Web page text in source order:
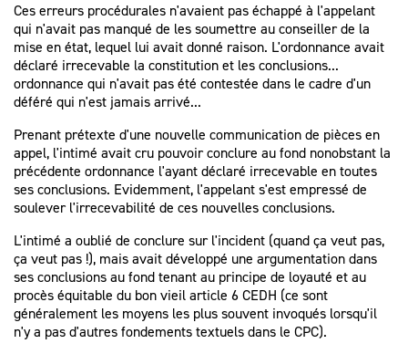
Ces erreurs procédurales n'avaient pas échappé à l'appelant
qui n'avait pas manqué de les soumettre au conseiller de la
mise en état, lequel lui avait donné raison. L'ordonnance avait
déclaré irrecevable la constitution et les conclusions...
ordonnance qui n'avait pas été contestée dans le cadre d'un
déféré qui n'est jamais arrivé...
Prenant prétexte d'une nouvelle communication de pièces en
appel, l'intimé avait cru pouvoir conclure au fond nonobstant la
précédente ordonnance l'ayant déclaré irrecevable en toutes
ses conclusions. Evidemment, l'appelant s'est empressé de
soulever l'irrecevabilité de ces nouvelles conclusions.
L'intimé a oublié de conclure sur l'incident (quand ça veut pas,
ça veut pas !), mais avait développé une argumentation dans
ses conclusions au fond tenant au principe de loyauté et au
procès équitable du bon vieil article 6 CEDH (ce sont
généralement les moyens les plus souvent invoqués lorsqu'il
n'y a pas d'autres fondements textuels dans le CPC).